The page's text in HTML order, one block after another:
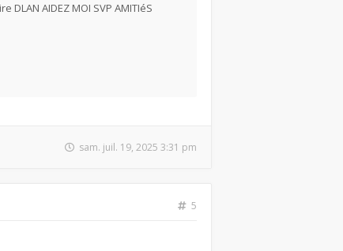
AIDEZ MOI SVP AMITIéS
sam. juil. 19, 2025 3:31 pm
5